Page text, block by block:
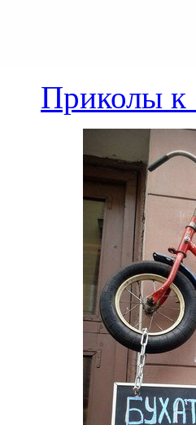
Приколы к